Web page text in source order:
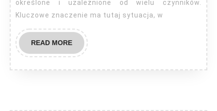
określone i uzależnione od wielu czynników.
Kluczowe znaczenie ma tutaj sytuacja, w
READ MOREREAD
MORE